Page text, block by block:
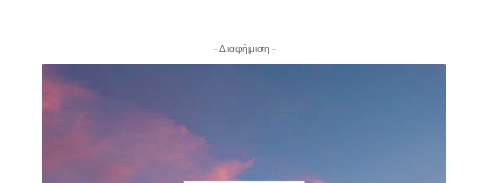
- Διαφήμιση -